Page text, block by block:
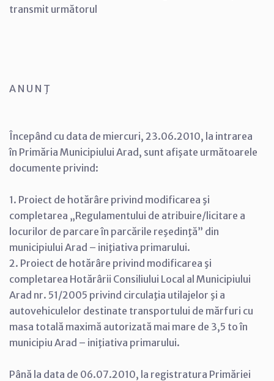
transmit următorul
A N U N Ţ
Începând cu data de miercuri, 23.06.2010, la intrarea
în Primăria Municipiului Arad, sunt afişate următoarele
documente privind:
1. Proiect de hotărâre privind modificarea şi
completarea „Regulamentului de atribuire/licitare a
locurilor de parcare în parcările reşedinţă” din
municipiului Arad – iniţiativa primarului.
2. Proiect de hotărâre privind modificarea şi
completarea Hotărârii Consiliului Local al Municipiului
Arad nr. 51/2005 privind circulaţia utilajelor şi a
autovehiculelor destinate transportului de mărfuri cu
masa totală maximă autorizată mai mare de 3,5 to în
municipiu Arad – iniţiativa primarului.
Până la data de 06.07.2010, la registratura Primăriei